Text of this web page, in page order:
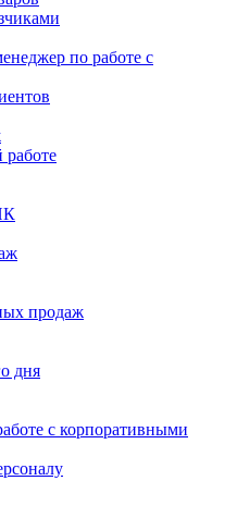
по работе с
работе
продаж
дня
с корпоративными